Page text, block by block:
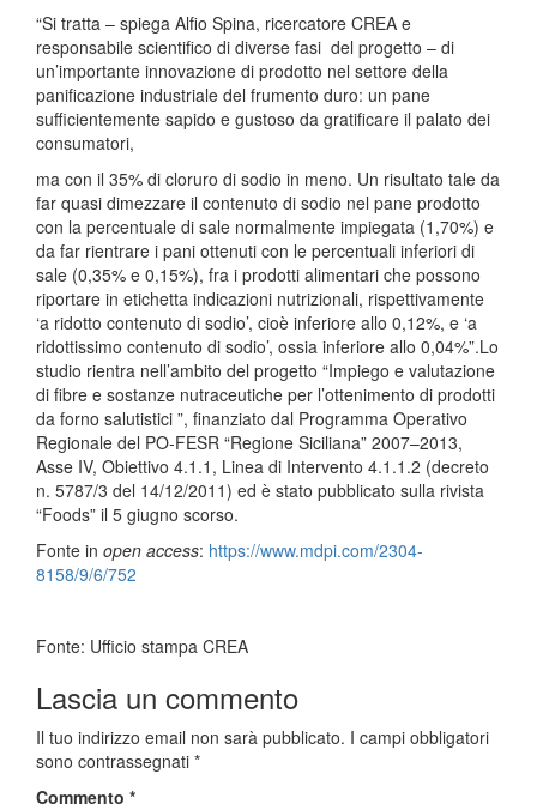
“Si tratta – spiega Alfio Spina, ricercatore CREA e
responsabile scientifico di diverse fasi del progetto – di
un’importante innovazione di prodotto nel settore della
panificazione industriale del frumento duro: un pane
sufficientemente sapido e gustoso da gratificare il palato dei
consumatori,
ma con il 35% di cloruro di sodio in meno. Un risultato tale da
far quasi dimezzare il contenuto di sodio nel pane prodotto
con la percentuale di sale normalmente impiegata (1,70%) e
da far rientrare i pani ottenuti con le percentuali inferiori di
sale (0,35% e 0,15%), fra i prodotti alimentari che possono
riportare in etichetta indicazioni nutrizionali, rispettivamente
‘a ridotto contenuto di sodio’, cioè inferiore allo 0,12%, e ‘a
ridottissimo contenuto di sodio’, ossia inferiore allo 0,04%”.Lo
studio rientra nell’ambito del progetto “Impiego e valutazione
di fibre e sostanze nutraceutiche per l’ottenimento di prodotti
da forno salutistici ”, finanziato dal Programma Operativo
Regionale del PO-FESR “Regione Siciliana” 2007–2013,
Asse IV, Obiettivo 4.1.1, Linea di Intervento 4.1.1.2 (decreto
n. 5787/3 del 14/12/2011) ed è stato pubblicato sulla rivista
“Foods” il 5 giugno scorso.
Fonte in open access: https://www.mdpi.com/2304-
8158/9/6/752
Fonte: Ufficio stampa CREA
Lascia un commento
Il tuo indirizzo email non sarà pubblicato. I campi obbligatori
sono contrassegnati *
Commento *